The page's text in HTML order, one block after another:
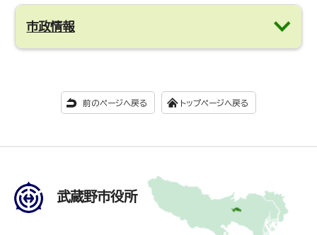
市政情報
前のページへ戻る トップページへ戻る
武蔵野市役所